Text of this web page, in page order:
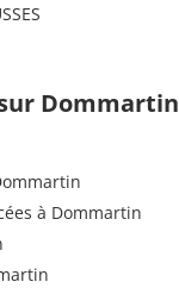
Dommartin
à Dommartin